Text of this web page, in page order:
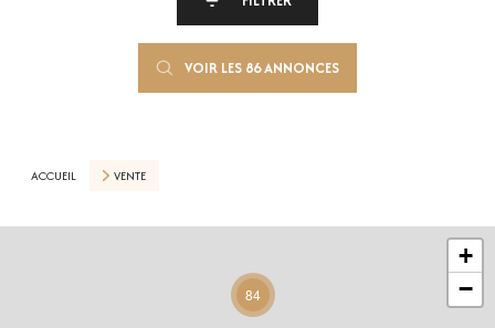
VOIR LES 86ANNONCES
ACCUEIL VENTE
84
+
−